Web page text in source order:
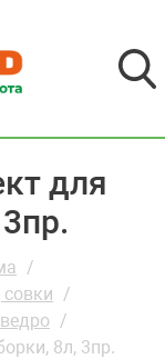
для
8л, 3пр.